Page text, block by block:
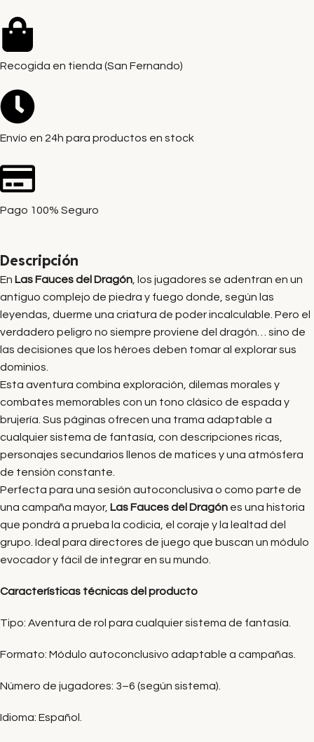
Recogida en tienda (San Fernando)
Envío en 24h para productos en stock
Pago 100% Seguro
Descripción
En Las Fauces del Dragón , los jugadores se adentran en un
antiguo complejo de piedra y fuego donde, según las
leyendas, duerme una criatura de poder incalculable. Pero el
verdadero peligro no siempre proviene del dragón… sino de
las decisiones que los héroes deben tomar al explorar sus
dominios.
Esta aventura combina exploración, dilemas morales y
combates memorables con un tono clásico de espada y
brujería. Sus páginas ofrecen una trama adaptable a
cualquier sistema de fantasía, con descripciones ricas,
personajes secundarios llenos de matices y una atmósfera
de tensión constante.
Perfecta para una sesión autoconclusiva o como parte de
una campaña mayor, Las Fauces del Dragón es una historia
que pondrá a prueba la codicia, el coraje y la lealtad del
grupo. Ideal para directores de juego que buscan un módulo
evocador y fácil de integrar en su mundo.
Características técnicas del producto
Tipo: Aventura de rol para cualquier sistema de fantasía.
Formato: Módulo autoconclusivo adaptable a campañas.
Número de jugadores: 3–6 (según sistema).
Idioma: Español.